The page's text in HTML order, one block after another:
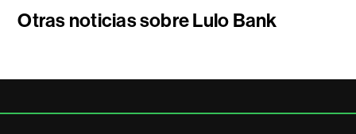
Otras noticias sobre Lulo Bank